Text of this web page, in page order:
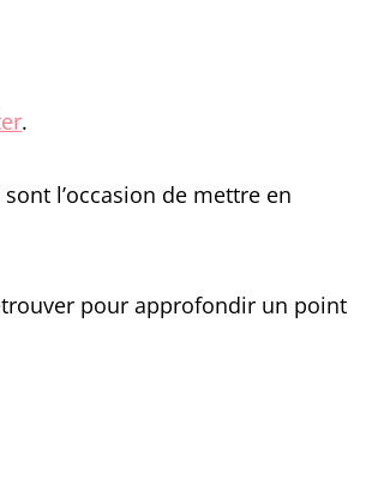
.
l’occasion de mettre en
pour approfondir un point